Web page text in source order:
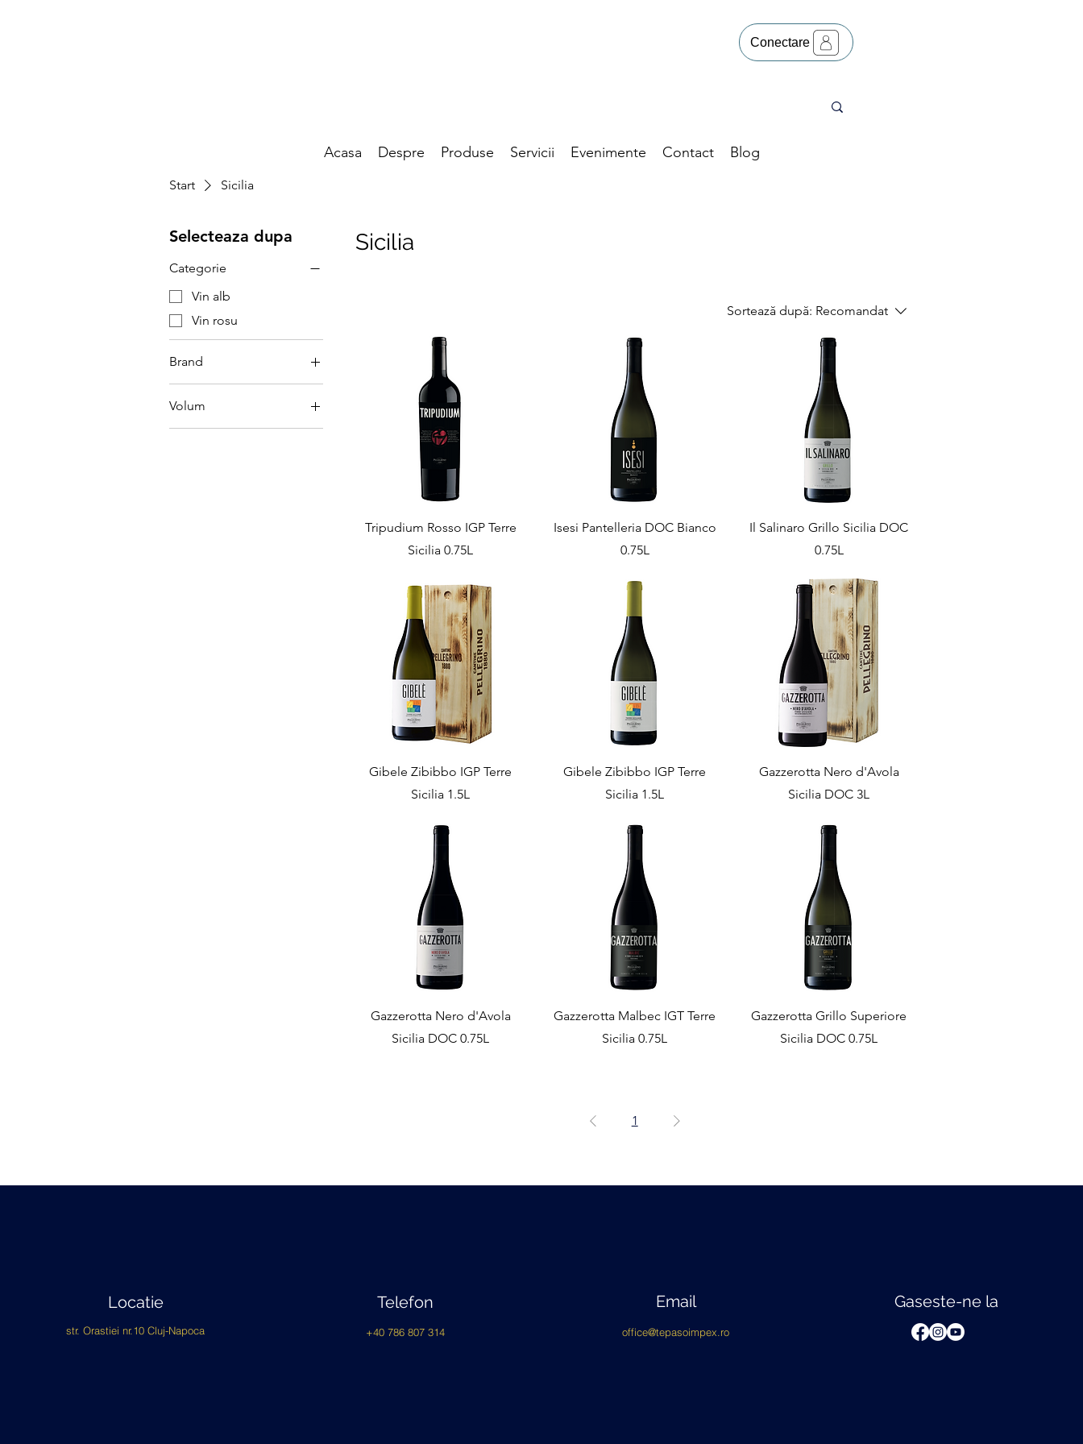
Conectare
Acasa Despre Produse Servicii Evenimente Contact Blog
Start Sicilia
Selecteaza dupa
Categorie
Vin alb
Vin rosu
Brand
Volum
Sicilia
Sortează după: Recomandat
Tripudium Rosso IGP Terre
Sicilia 0.75L
Isesi Pantelleria DOC Bianco
0.75L
Il Salinaro Grillo Sicilia DOC
0.75L
Gibele Zibibbo IGP Terre
Sicilia 1.5L
Gibele Zibibbo IGP Terre
Sicilia 1.5L
Gazzerotta Nero d'Avola
Sicilia DOC 3L
Gazzerotta Nero d'Avola
Sicilia DOC 0.75L
Gazzerotta Malbec IGT Terre
Sicilia 0.75L
Gazzerotta Grillo Superiore
Sicilia DOC 0.75L
1
Locatie
str. Orastiei nr.10 Cluj-Napoca
Telefon
+40 786 807 314
Email
office@tepasoimpex.ro
Gaseste-ne la